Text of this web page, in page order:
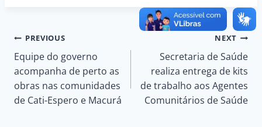
Navegação
de
Post
PREVIOUS
Equipe do governo
acompanha de perto as
obras nas comunidades
de Cati-Espero e Macurá
NEXT
Secretaria de Saúde
realiza entrega de kits
de trabalho aos Agentes
Comunitários de Saúde